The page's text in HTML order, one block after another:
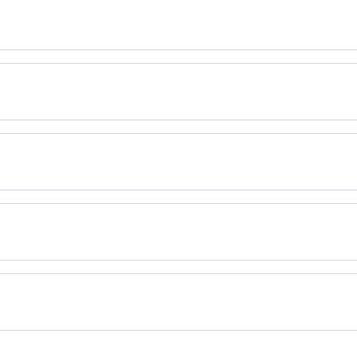
Be.
SALICYLATE, LIMONENE, CITRONELLOL, COUMARIN,
DODECYL P-CRESOL,
na szyi i za uszami.